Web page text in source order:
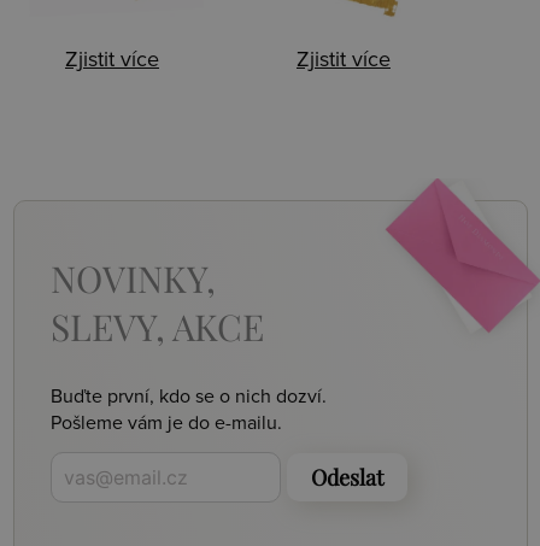
Zjistit více Zjistit více
NOVINKY,
SLEVY, AKCE
Buďte první, kdo se o nich dozví.
Pošleme vám je do e-mailu.
Odeslat